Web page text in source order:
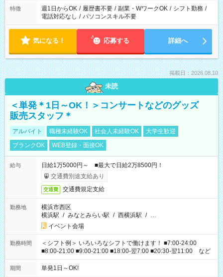
特徴 週1日からOK / 履歴書不要 / 副業・WワークOK / シフト勤務 /
電話対応なし / パソコンスキル不要
気になる！ 応募する 詳細へ
掲載日：2026.08.10
未読
＜単発＊1日～OK！＞コンサートなどのグッズ
販売スタッフ＊
アルバイト 職種未経験OK 社会人未経験OK
大学生歓迎
ブランクOK
WEB登録・面接OK
給与
日給1万5000円～ ■最大で日給2万8500円！
交通費別途支給あり
交通費 交通費規定支給
勤務地
横浜市西区
横浜駅 / みなとみらい駅 / 西横浜駅 / …
イベント会場
勤務時間
＜シフト例＞ いろいろなシフトで働けます！ ■7:00-24:00
■8:00-21:00 ■9:00-21:00 ■18:00-翌7:00 ■20:30-翌11:00 など
期間 単発1日～OK!